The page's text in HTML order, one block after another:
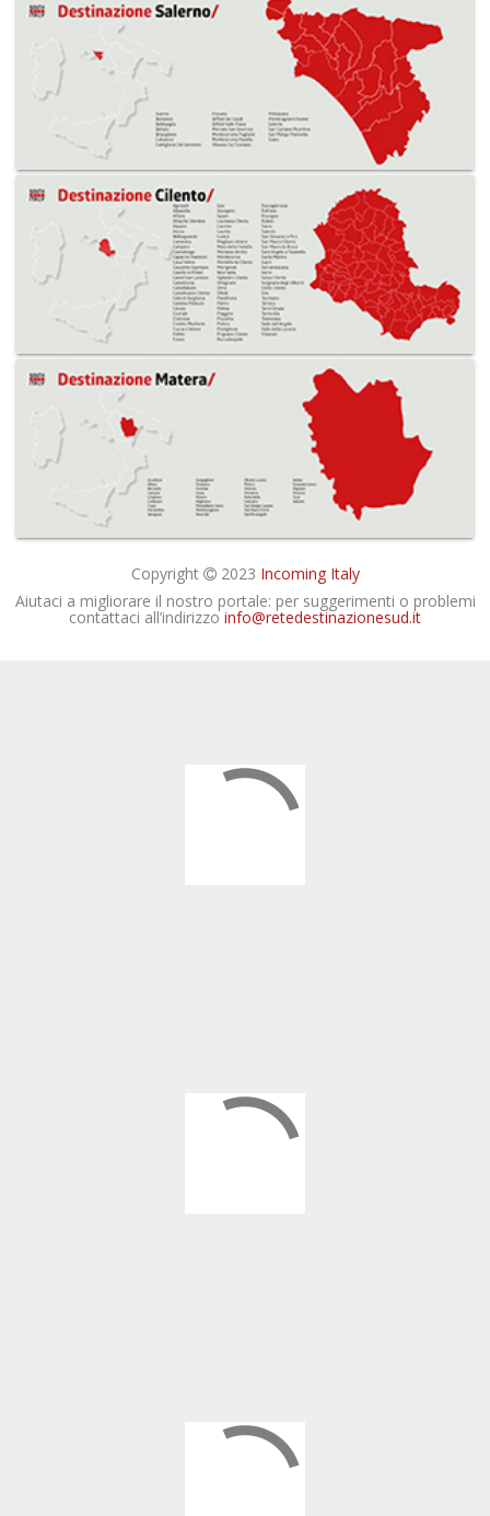
Copyright 2023 Incoming Italy
Aiutaci a migliorare il nostro portale: per suggerimenti o problemi
contattaci all’indirizzo info@retedestinazionesud.it